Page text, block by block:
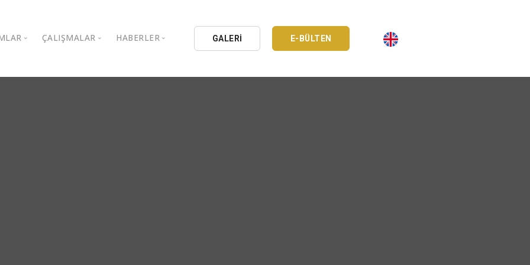
Aydın Üniversitesi
ÇALIŞMALAR
Kitaplar
HABERLER
Aydın Düşünce Platformu
GALERİ E-BÜLTEN